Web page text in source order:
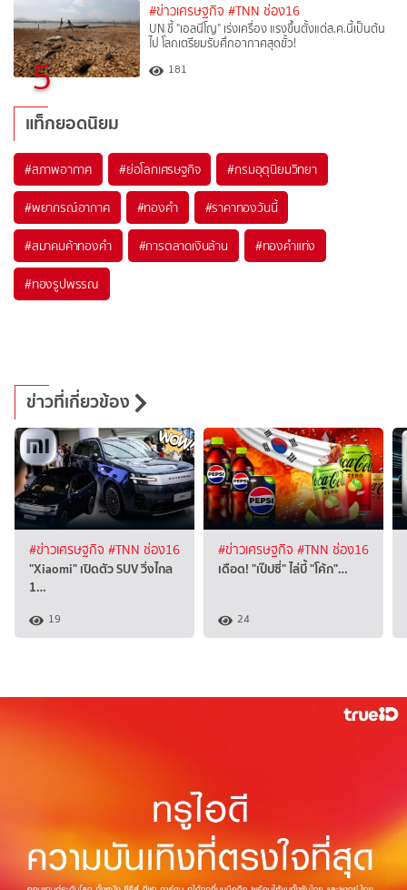
5
#ข่าวเศรษฐกิจ #TNN ช่อง16
UN ชี้ "เอลนีโญ" เร่งเครื่อง แรงขึ้นตั้งแต่ส.ค.นี้เป็นต้น
ไป โลกเตรียมรับศึกอากาศสุดขั้ว!
181
แท็กยอดนิยม
#สภาพอากาศ #ย่อโลกเศรษฐกิจ #กรมอุตุนิยมวิทยา
#พยากรณ์อากาศ #ทองคำ #ราคาทองวันนี้
#สมาคมค้าทองคำ #การตลาดเงินล้าน #ทองคำแท่ง
#ทองรูปพรรณ
ข่าวที่เกี่ยวข้อง
#ข่าวเศรษฐกิจ #TNN ช่อง16
"Xiaomi" เปิดตัว SUV วิ่งไกล
1…
19
#ข่าวเศรษฐกิจ #TNN ช่อง16
เดือด! "เป๊ปซี่" ไล่บี้ "โค้ก"…
24